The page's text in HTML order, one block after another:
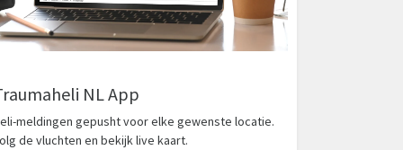
NL App
meldingen gepusht voor elke gewenste locatie.
de vluchten en bekijk live kaart.